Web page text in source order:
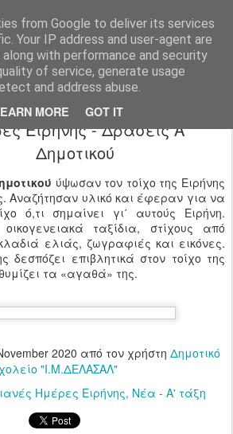
from Google to deliver its services
Your IP address and user-agent are
with performance and security
of service, generate usage
and address abuse.
MORE GOT IT
Ιδιωτικό Δημοτικό Σχολείο "Ι.Μ.ΔΕΛΑΣΑΛ"
της Ειρήνης // Λασαλιανές
Ειρήνης - Δράσεις Α΄
Δημοτικού
ύψωσαν τον τοίχο της Ειρήνης
Αναζήτησαν υλικό και έφεραν για να
ό,τι σημαίνει γι΄ αυτούς Ειρήνη.
ταξίδια, στίχους από
ελιάς, ζωγραφιές και εικόνες.
δεσπόζει επιβλητικά στον τοίχο της
τα «αγαθά» της.
2020 από τον χρήστη Δημοτικό
"Ι.Μ.ΔΕΛΑΣΑΛ"
Ημέρες Ειρήνης Νέα - Α' τάξη